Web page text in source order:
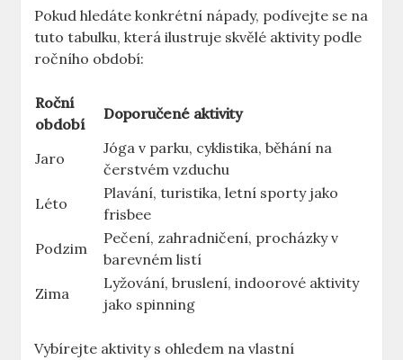
Pokud hledáte konkrétní nápady, podívejte se na
tuto tabulku, která ilustruje skvělé aktivity podle
ročního období:
Roční
období
Doporučené aktivity
Jaro
Jóga v parku, cyklistika, běhání na
čerstvém vzduchu
Léto
Plavání, turistika, letní sporty jako
frisbee
Podzim
Pečení, zahradničení, procházky v
barevném listí
Zima
Lyžování, bruslení, indoorové aktivity
jako spinning
Vybírejte aktivity s ohledem na vlastní